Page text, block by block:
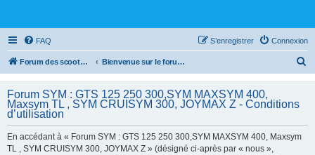
FAQ Connexion
S’enregistrer
Forum des scooters SYM - GTS -MAXSYM - CRUISYM - JOYMAX - Maxsym TL Bienvenue sur le forum des scooters de la gamme SYM
e
Forum SYM : GTS 125 250 300,SYM MAXSYM 400,
Maxsym TL , SYM CRUISYM 300, JOYMAX Z - Conditions
d’utilisation
En accédant à « Forum SYM : GTS 125 250 300,SYM MAXSYM 400, Maxsym
TL , SYM CRUISYM 300, JOYMAX Z » (désigné ci-après par « nous »,